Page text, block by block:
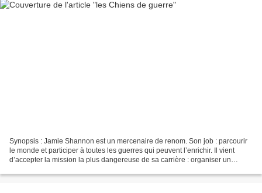
Synopsis : Jamie Shannon est un mercenaire de renom. Son job : parcourir
le monde et participer à toutes les guerres qui peuvent l’enrichir. Il vient
d’accepter la mission la plus dangereuse de sa carrière : organiser un